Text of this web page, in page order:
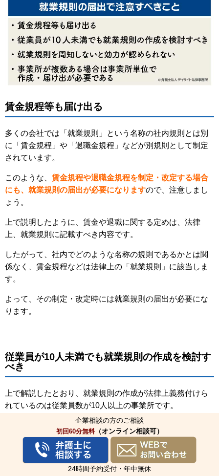
賃金規程等も届け出る
多くの会社では「就業規則」という名称の社内規則とは別
に「賃金規程」や「退職金規程」などが別規則として制定
されています。
このような、 賃金規程や退職金規程を制定・改定する場合
にも、就業規則の届出が必要になりますので、注意しまし
ょう。
上で説明したように、賃金や退職に関する定めは、法律
上、就業規則に記載すべき内容です。
したがって、社内でどのような名称の規則であるかとは関
係なく、賃金規程などは法律上の「就業規則」に該当しま
す。
よって、その制定・改定時には就業規則の届出が必要にな
ります。
従業員が10人未満でも就業規則の作成を検討す
べき
上で解説したとおり、就業規則の作成が法律上義務付けら
れているのは従業員数が10人以上の事業所です。
そのため10人未満の場合、就業規則は不要かと思われま
しかし、筆者の経験上、従業員が1名でもいれば就業規則を
作成すべきだと考えます。
企業相談の方のご相談
初回60分無料（オンライン相談可）
24時間予約受付・年中無休